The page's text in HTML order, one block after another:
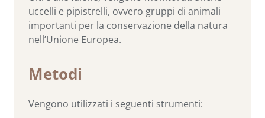
uccelli e pipistrelli, ovvero gruppi di animali
importanti per la conservazione della natura
nell’Unione Europea.
Metodi
Vengono utilizzati i seguenti strumenti: